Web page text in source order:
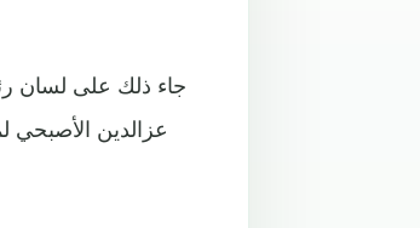
جاء ذلك على لسان
عزالدين الأصبحي